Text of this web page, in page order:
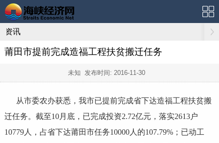
资讯
莆田市提前完成造福工程扶贫搬迁任务
未知 发布时间: 2016-11-30
从市委农办获悉，我市已提前完成省下达造福工程扶贫搬
迁任务。截至10月底，已完成投资2.72亿元，落实2613户
10779人，占省下达莆田市任务10000人的107.79%；已动工